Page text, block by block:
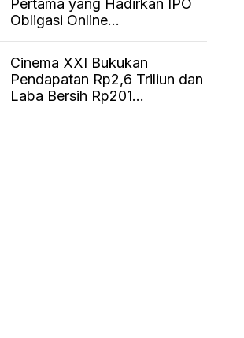
Pertama yang Hadirkan IPO
Obligasi Online...
Cinema XXI Bukukan
Pendapatan Rp2,6 Triliun dan
Laba Bersih Rp201...